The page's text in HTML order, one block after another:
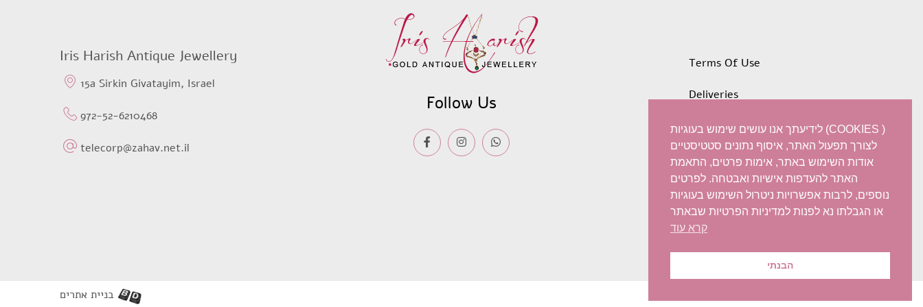
Iris Harish Antique Jewellery
15a Sirkin Givatayim, Israel
972-52-6210468
telecorp@zahav.net.il
Follow Us
Terms Of Use
Deliveries
Privacy policy
Refunds and Exchanges
Accessibility statement
בניית אתרים
לידיעתך אנו עושים שימוש בעוגיות (COOKIES )
לצורך תפעול האתר, איסוף נתונים סטטיסטיים
אודות השימוש באתר, אימות פרטים, התאמת
האתר להעדפות אישיות ואבטחה. לפרטים
נוספים, לרבות אפשרויות ניטרול השימוש בעוגיות
או הגבלתו נא לפנות למדיניות הפרטיות שבאתר
קרא עוד
הבנתי